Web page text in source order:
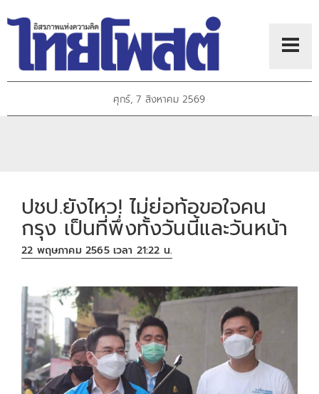
ศุกร์, 7 สิงหาคม 2569
ปชป.ยังไหว! ไม่ย่อท้อขอใจคน
กรุง เป็นที่พึ่งทั้งวันนี้และวันหน้า
22 พฤษภาคม 2565 เวลา 21:22 น.